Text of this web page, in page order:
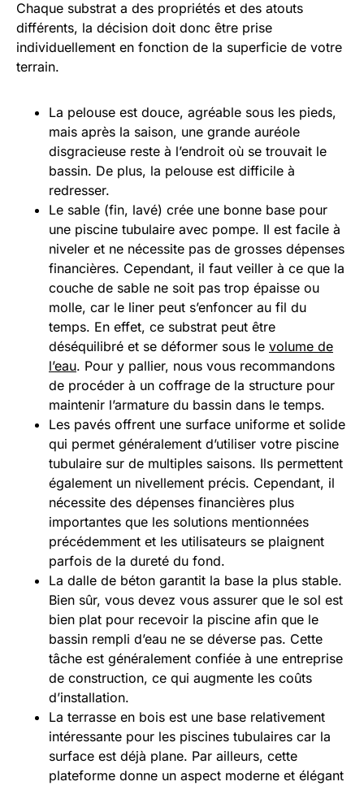
Chaque substrat a des propriétés et des atouts
différents, la décision doit donc être prise
individuellement en fonction de la superficie de votre
terrain.
La pelouse est douce, agréable sous les pieds,
mais après la saison, une grande auréole
disgracieuse reste à l’endroit où se trouvait le
bassin. De plus, la pelouse est difficile à
redresser.
Le sable (fin, lavé) crée une bonne base pour
une piscine tubulaire avec pompe. Il est facile à
niveler et ne nécessite pas de grosses dépenses
financières. Cependant, il faut veiller à ce que la
couche de sable ne soit pas trop épaisse ou
molle, car le liner peut s’enfoncer au fil du
temps. En effet, ce substrat peut être
déséquilibré et se déformer sous le volume de
l’eau. Pour y pallier, nous vous recommandons
de procéder à un coffrage de la structure pour
maintenir l’armature du bassin dans le temps.
Les pavés offrent une surface uniforme et solide
qui permet généralement d’utiliser votre piscine
tubulaire sur de multiples saisons. Ils permettent
également un nivellement précis. Cependant, il
nécessite des dépenses financières plus
importantes que les solutions mentionnées
précédemment et les utilisateurs se plaignent
parfois de la dureté du fond.
La dalle de béton garantit la base la plus stable.
Bien sûr, vous devez vous assurer que le sol est
bien plat pour recevoir la piscine afin que le
bassin rempli d’eau ne se déverse pas. Cette
tâche est généralement confiée à une entreprise
de construction, ce qui augmente les coûts
d’installation.
La terrasse en bois est une base relativement
intéressante pour les piscines tubulaires car la
surface est déjà plane. Par ailleurs, cette
plateforme donne un aspect moderne et élégant